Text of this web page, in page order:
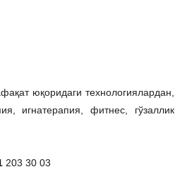
юқоридаги технологиялардан,
игнатерапия, фитнес, гўзаллик
203 30 03